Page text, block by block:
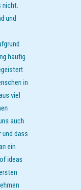
nicht.
und
häufig
in
viel
auch
und dass
ein
ideas